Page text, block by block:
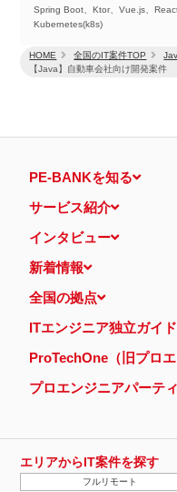
HOME 全国のIT案件TOP
【Java】自動車会社向け開発案件
Spring Boot、Ktor、Vue.js、
Kubernetes(k8s)
PE-BANKを知る
サービス紹介
インタビュー
新着情報
全国の拠点
ITエンジニア独立ガイド
ProTechOne（旧プロ
プロエンジニアパーテ
エリアからIT案件を探す
フルリモート